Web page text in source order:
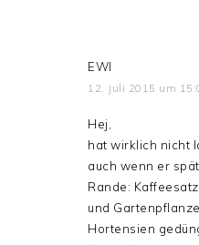
EWI
12. Juli 2015 um
Hej,
hat wirklich nicht
auch wenn er
Rande:
und
Hortensien